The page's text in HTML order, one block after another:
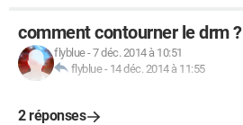
comment contourner le drm ?
flyblue-7 déc. 2014 à 10:51
flyblue- 14 déc. 2014 à 11:55
2 réponses